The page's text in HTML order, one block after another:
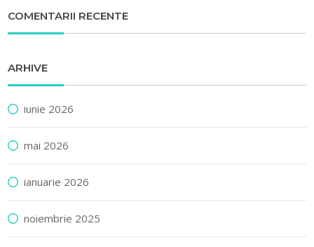
COMENTARII RECENTE
ARHIVE
iunie 2026
mai 2026
ianuarie 2026
noiembrie 2025